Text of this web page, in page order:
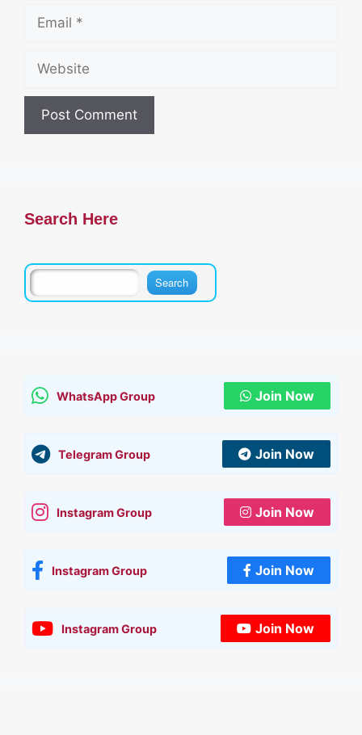
Search Here
WhatsApp Group Join Now
Telegram Group Join Now
Instagram Group Join Now
Instagram Group Join Now
Instagram Group Join Now